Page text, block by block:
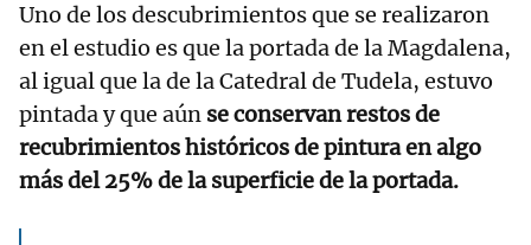
Uno de los descubrimientos que se realizaron
en el estudio es que la portada de la Magdalena,
al igual que la de la Catedral de Tudela, estuvo
pintada y que aún se conservan restos de
recubrimientos históricos de pintura en algo
más del 25% de la superficie de la portada.